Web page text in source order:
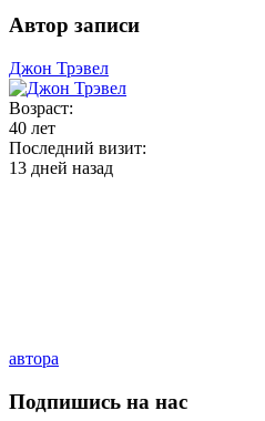
Автор записи
Джон Трэвел
Возраст:
40 лет
Последний визит:
13 дней назад
автора
Подпишись на нас